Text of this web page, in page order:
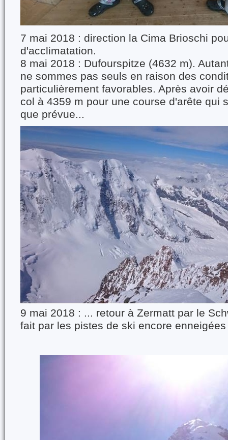
7 mai 2018 : direction la Cima Brioschi
d'acclimatation.
8 mai 2018 : Dufourspitze (4632 m).
ne sommes pas seuls en raison des
particulièrement favorables. Après avoir
col à 4359 m pour une course d'arête qui
que prévue...
9 mai 2018 : ... retour à Zermatt par le
fait par les pistes de ski encore